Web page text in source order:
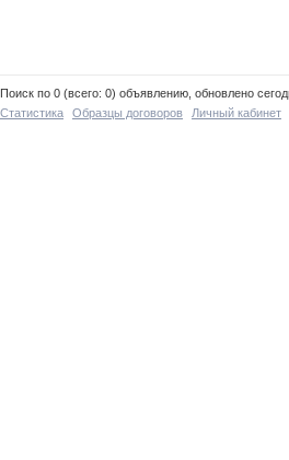
Поиск по 0 (всего: 0) объявлению, обновлено
Статистика
Образцы договоров Личный кабинет